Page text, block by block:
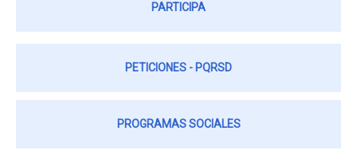
PARTICIPA
PETICIONES - PQRSD
PROGRAMAS SOCIALES